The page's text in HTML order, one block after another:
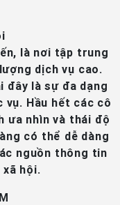
là nơi tập trung
dịch vụ cao.
là sự đa dạng
vụ. Hầu hết các cô
ưa nhìn và thái độ
có thể dễ dàng
nguồn thông tin
hội.